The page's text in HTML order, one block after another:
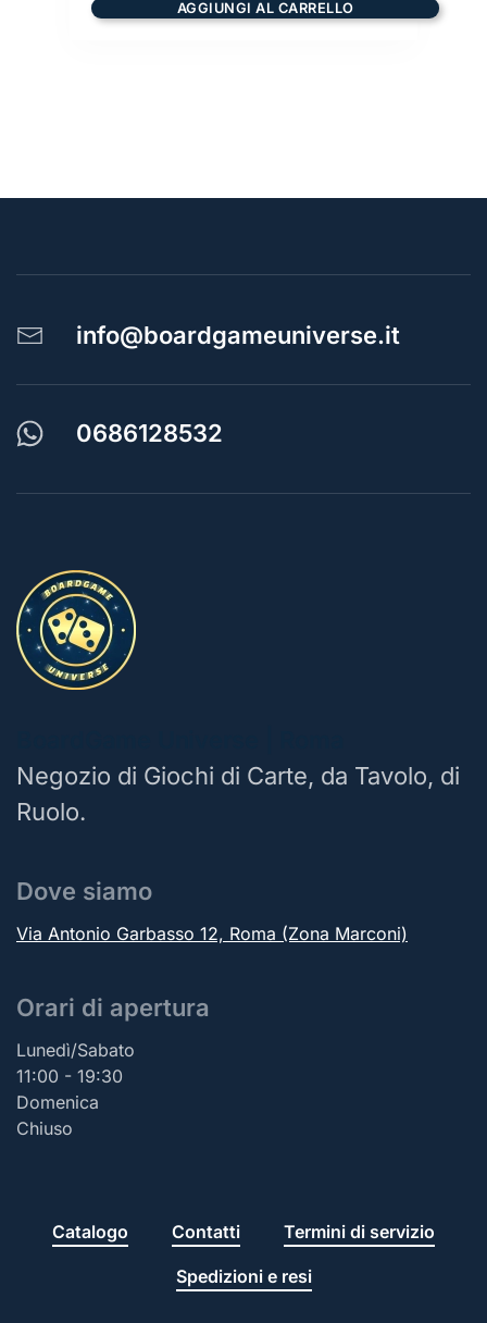
AGGIUNGI AL CARRELLO
info@boardgameuniverse.it
0686128532
Negozio di Giochi di Carte, da Tavolo, di
Ruolo.
Dove siamo
Via Antonio Garbasso 12, Roma (Zona Marconi)
Orari di apertura
Lunedì/Sabato
11:00 - 19:30
Domenica
Chiuso
Catalogo Contatti Termini di servizio
Spedizioni e resi